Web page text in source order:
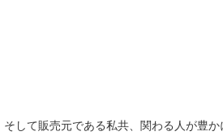
して販売元である私共、関わる人が豊か